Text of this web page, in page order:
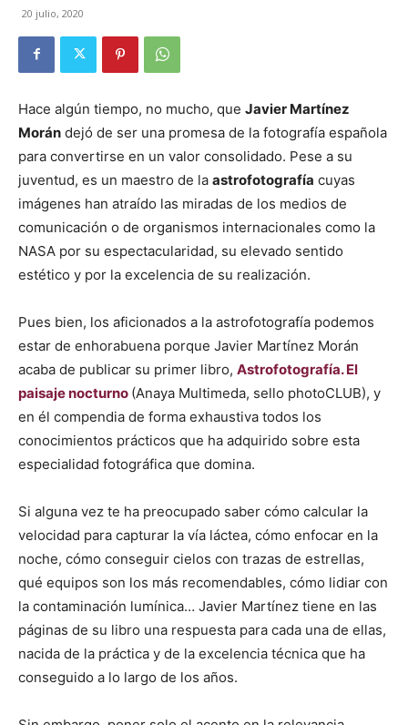
20 julio, 2020
Hace algún tiempo, no mucho, que Javier Martínez
Morán dejó de ser una promesa de la fotografía española
para convertirse en un valor consolidado. Pese a su
juventud, es un maestro de la astrofotografía cuyas
imágenes han atraído las miradas de los medios de
comunicación o de organismos internacionales como la
NASA por su espectacularidad, su elevado sentido
estético y por la excelencia de su realización.
Pues bien, los aficionados a la astrofotografía podemos
estar de enhorabuena porque Javier Martínez Morán
acaba de publicar su primer libro, Astrofotografía. El
paisaje nocturno (Anaya Multimeda, sello photoCLUB), y
en él compendia de forma exhaustiva todos los
conocimientos prácticos que ha adquirido sobre esta
especialidad fotográfica que domina.
Si alguna vez te ha preocupado saber cómo calcular la
velocidad para capturar la vía láctea, cómo enfocar en la
noche, cómo conseguir cielos con trazas de estrellas,
qué equipos son los más recomendables, cómo lidiar con
la contaminación lumínica… Javier Martínez tiene en las
páginas de su libro una respuesta para cada una de ellas,
nacida de la práctica y de la excelencia técnica que ha
conseguido a lo largo de los años.